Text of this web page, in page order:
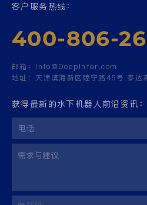
客户服务热线：
400-806-
邮箱： Info@Deepinfar.com
地址： 天津滨海新区睦宁路45号 泰达
获得最新的水下机器人前沿资讯：